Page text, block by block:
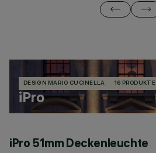
DESIGN MARIO CUCINELLA 16 PRODUKTE
iPro
iPro 51mm Deckenleuchte